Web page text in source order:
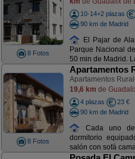
8 Fotos
10-14+2 plazas
90 km de Madrid
El Pajar de
Parque Nacional
50 min de Madrid.
8 Fotos
Apartamentos
Apartamentos
19,6 km de
4 plazas
23 €
90 km de Madrid
Cada uno
dormitorio
salón con sofá